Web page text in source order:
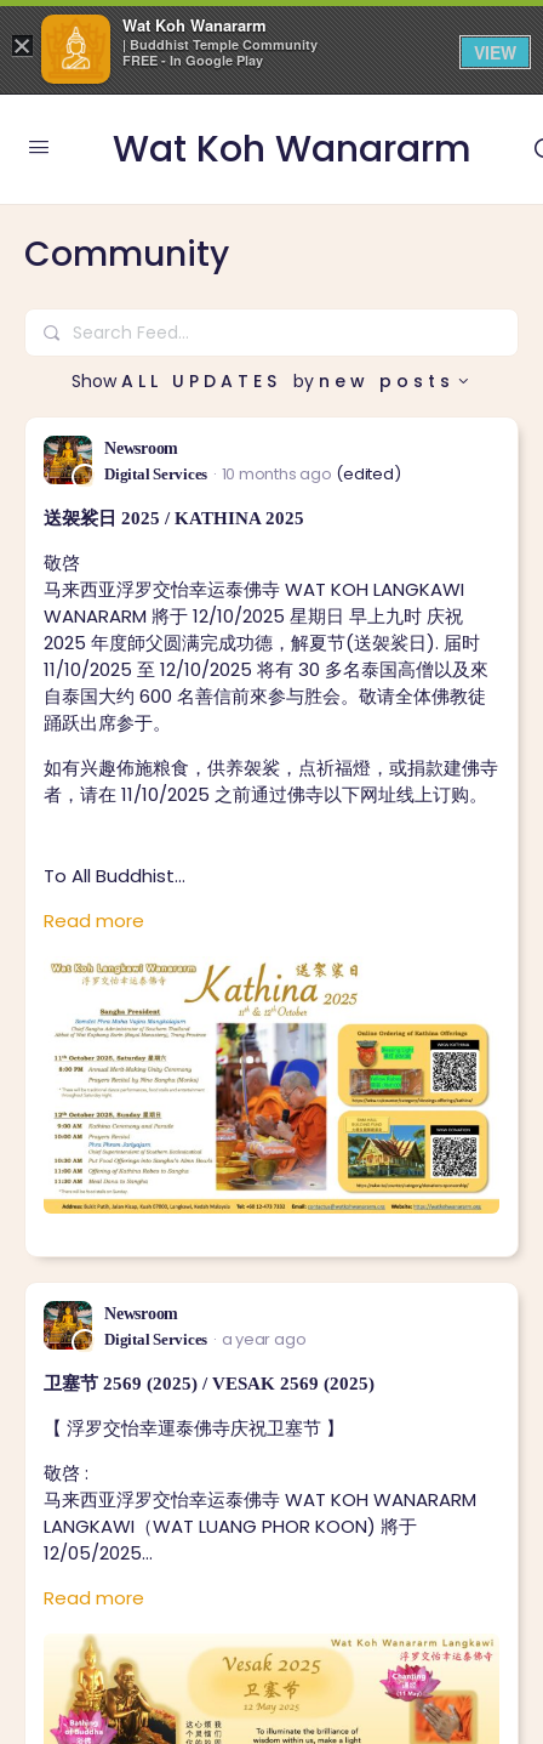
Wat Koh Wanararm
Community
Search
Feed…
Show ALL UPDATES by new posts
Newsroom
Digital Services
10 months ago (edited)
送袈裟日 2025 / KATHINA 2025
敬啓
马来西亚浮罗交怡幸运泰佛寺 WAT KOH LANGKAWI
WANARARM 將于 12/10/2025 星期日 早上九时 庆祝
2025 年度師父圆满完成功德，解夏节(送袈裟日). 届时
11/10/2025 至 12/10/2025 将有 30 多名泰国高僧以及來
自泰国大约 600 名善信前來参与胜会。敬请全体佛教徒
踊跃出席参于。
如有兴趣佈施粮食，供养袈裟，点祈福燈，或捐款建佛寺
者，请在 11/10/2025 之前通过佛寺以下网址线上订购。
To All Buddhist…
Read more
Newsroom
Digital Services
a year ago
卫塞节 2569 (2025) / VESAK 2569 (2025)
【 浮罗交怡幸運泰佛寺庆祝卫塞节 】
敬啓 :
马来西亚浮罗交怡幸运泰佛寺 WAT KOH WANARARM
LANGKAWI（WAT LUANG PHOR KOON) 將于
12/05/2025…
Read more
×
Wat Koh Wanararm
| Buddhist Temple Community
FREE - In Google Play
VIEW